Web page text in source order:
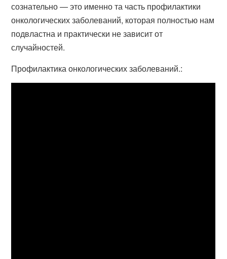
сознательно — это именно та часть профилактики
онкологических заболеваний, которая полностью нам
подвластна и практически не зависит от
случайностей.
Профилактика онкологических заболеваний.: